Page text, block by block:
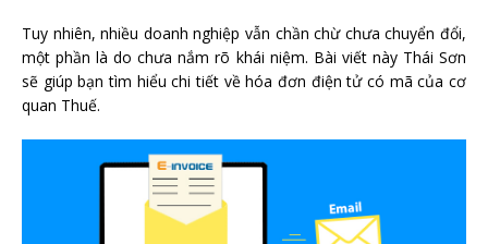
Tuy nhiên, nhiều doanh nghiệp vẫn chần chừ chưa chuyển đổi,
một phần là do chưa nắm rõ khái niệm. Bài viết này Thái Sơn
sẽ giúp bạn tìm hiểu chi tiết về hóa đơn điện tử có mã của cơ
quan Thuế.